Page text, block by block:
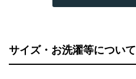
サイズ・お洗濯等について